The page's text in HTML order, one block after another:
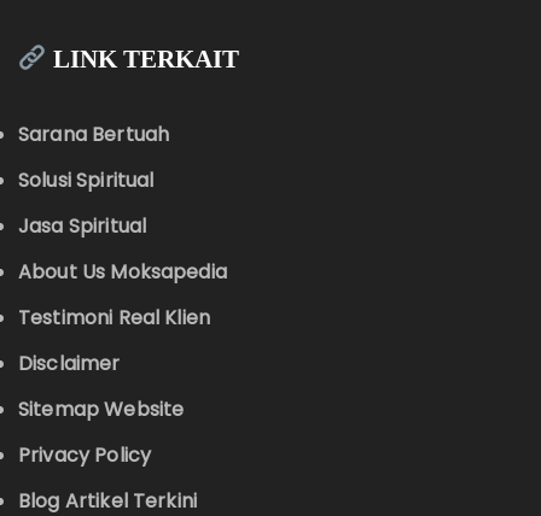
LINK TERKAIT
Sarana Bertuah
Solusi Spiritual
Jasa Spiritual
About Us Moksapedia
Testimoni Real Klien
Disclaimer
Sitemap Website
Privacy Policy
Blog Artikel Terkini